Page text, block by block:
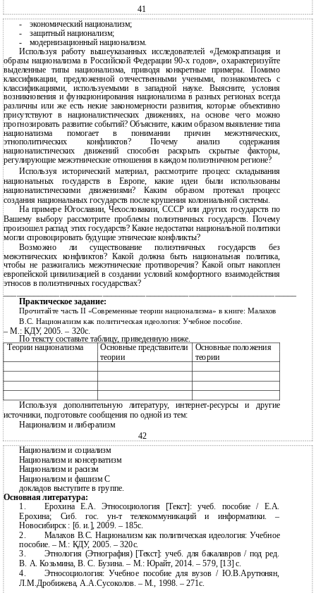
41
-
экономический национализм;
-
защитный национализм;
-
модернизационный национализм.
Используя работу вышеуказанных исследователей «Демократизация и
образы национализма в Российской Федерации 90-х годов», охарактеризуйте
выделенные типы национализма, приводя конкретные примеры. Помимо
классификации, предложенной отечественными учеными, познакомьтесь с
классификациями, используемыми в западной науке. Выясните, условия
возникновения и функционирования национализма в разных регионах всегда
различны или же есть некие закономерности развития, которые объективно
присутствуют в националистических движениях, на основе чего можно
прогнозировать развитие событий? Объясните, каким образом выявление типа
национализма помогает в понимании причин межэтнических,
этнополитических конфликтов? Почему анализ содержания
националистических движений способен раскрыть скрытые факторы,
регулирующие межэтнические отношения в каждом полиэтничном регионе?
Используя исторический материал, рассмотрите процесс складывания
национальных государств в Европе, какие идеи были использованы
националистическими движениями? Каким образом протекал процесс
создания национальных государств после крушения колониальной системы.
На примере Югославии, Чехословакии, СССР или других государств по
Вашему выбору рассмотрите проблемы полиэтничных государств. Почему
произошел распад этих государств? Какие недостатки национальной политики
могли спровоцировать будущие этнические конфликты?
Возможно ли существование полиэтничных государств без
межэтнических конфликтов? Какой должна быть национальная политика,
чтобы не разжигались межэтнические противоречия? Какой опыт накоплен
европейской цивилизацией в создании условий комфортного взаимодействия
этносов в полиэтничных государствах?
Практическое задание:
Прочитайте часть II «Современные теории национализма» в книге: Малахов
В.С. Национализм как политическая идеология: Учебное пособие.
– М.: КДУ, 2005. – 320с.
По тексту составьте таблицу, приведенную ниже.
Теории национализма
Основные представители
Основные положения
теории
теории
Используя дополнительную литературу, интернет-ресурсы и другие
источники, подготовьте сообщения по одной из тем:
Национализм и либерализм
42
Национализм и социализм
Национализм и консерватизм
Национализм и расизм
Национализм и фашизм С
докладов выступите в группе.
Основная литература:
1.
Ерохина Е.А. Этносоциология [Текст]: учеб. пособие / Е.А.
Ерохина; Сиб. гос.ун-т телекоммуникаций и информатики. –
Новосибирск : [б. и.], 2009. – 185с.
2. Малахов В.С. Национализм как политическая идеология: Учебное
пособие. – М.: КДУ, 2005. – 320с.
3.
Этнология (Этнография) [Текст]: учеб. для бакалавров / под ред.
В. А. Козьмина, В. С. Бузина. – М.: Юрайт, 2014. – 579, [13] с.
4.
Этносоциология: Учебное пособие для вузов / Ю.В.Арутюнян,
Л.М.Дробижева, А.А.Сусоколов. – М., 1998. – 271с.